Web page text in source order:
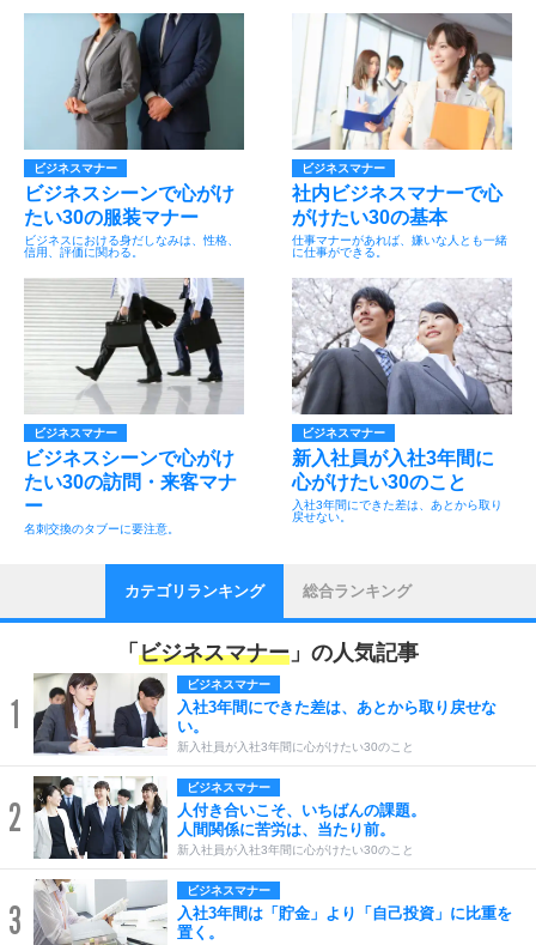
ビジネスマナー
ビジネスシーンで心がけ
たい30の服装マナー
ビジネスにおける身だしなみは、性格、
信用、評価に関わる。
ビジネスマナー
社内ビジネスマナーで心
がけたい30の基本
仕事マナーがあれば、嫌いな人とも一緒
に仕事ができる。
ビジネスマナー
ビジネスシーンで心がけ
たい30の訪問・来客マナ
ー
名刺交換のタブーに要注意。
ビジネスマナー
新入社員が入社3年間に
心がけたい30のこと
入社3年間にできた差は、あとから取り
戻せない。
カテゴリランキング 総合ランキング
「 ビジネスマナー 」の人気記事
1
ビジネスマナー
入社3年間にできた差は、あとから取り戻せな
い。
新入社員が入社3年間に心がけたい30のこと
2
ビジネスマナー
人付き合いこそ、いちばんの課題。
人間関係に苦労は、当たり前。
新入社員が入社3年間に心がけたい30のこと
3
ビジネスマナー
入社3年間は「貯金」より「自己投資」に比重を
置く。